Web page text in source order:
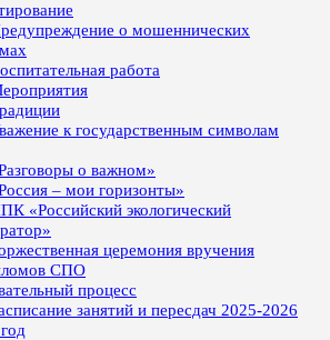
о мошеннических
работа
к государственным символам
о важном»
– мои горизонты»
«Российский экологический
церемония вручения
СПО
процесс
занятий и пересдач 2025-2026